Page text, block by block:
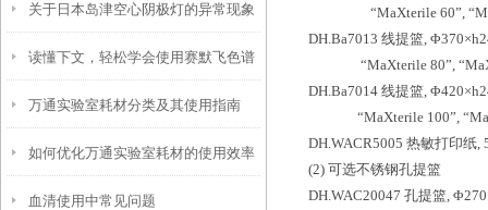
性
关于日本岛津空心阴极灯的异常现象
及处理方法
读懂下文，轻松学会使用赛默飞色谱
柱
万通实验室耗材分类及其使用指南
如何优化万通实验室耗材的使用效率
血清使用中常见问题
“MaXterile 60”,
DH.Ba7013 线提篮,
“MaXterile 80”,
DH.Ba7014 线提篮,
“MaXterile 100”,
DH.WACR5005 热敏打印纸,
(2) 可选不锈钢孔提篮
DH.WAC20047 孔提篮,